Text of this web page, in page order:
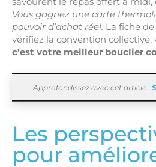
Vous gagnez une carte
pouvoir d’achat réel. La fiche
vérifiez la convention
c’est votre meilleur bouclier
Approfondissez avec cet article :
Les
pour